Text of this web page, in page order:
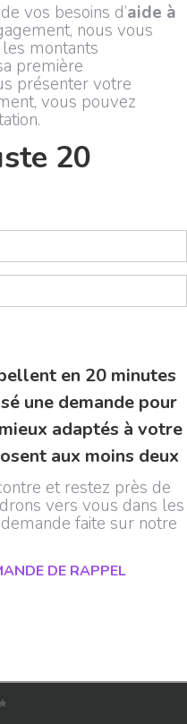
vos besoins d’aide à
nous vous
montants
première
présenter votre
vous pouvez
20
en 20 minutes
une demande pour
adaptés à votre
aux moins deux
et restez près de
vers vous dans les
faite sur notre
DE RAPPEL